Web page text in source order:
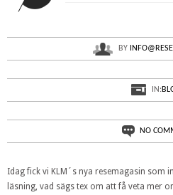
BY
IN:
NO
Idag fick vi KLM´s nya resemagasin som
läsning, vad sägs tex om att få veta mer